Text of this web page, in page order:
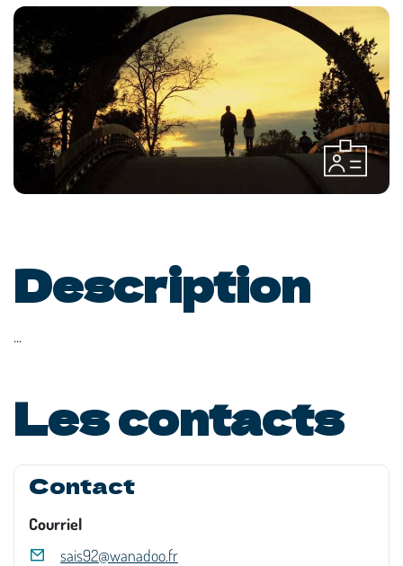
Description
...
Les contacts
Contact
Courriel
sais92@wanadoo.fr